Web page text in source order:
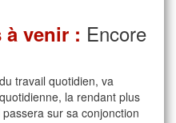
à venir : Encore
travail quotidien, va
la rendant plus
sur sa conjonction